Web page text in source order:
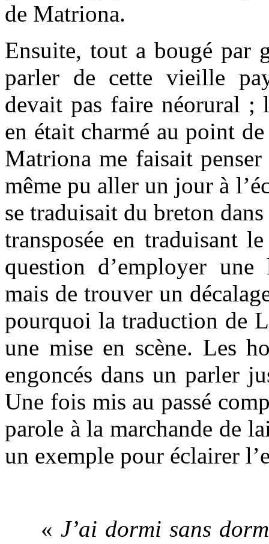
de Matriona.
Ensuite, tout a bougé par
parler de cette vieille
devait pas faire néorural ;
en était charmé au point
Matriona me faisait
même pu aller un jour à
se traduisait du breton
transposée en traduisant
question d’employer
mais de trouver un
pourquoi la traduction de
une mise en scène. Les
engoncés dans un parler
Une fois mis au passé
parole à la marchande de
un exemple pour éclairer
« J’ai dormi sans